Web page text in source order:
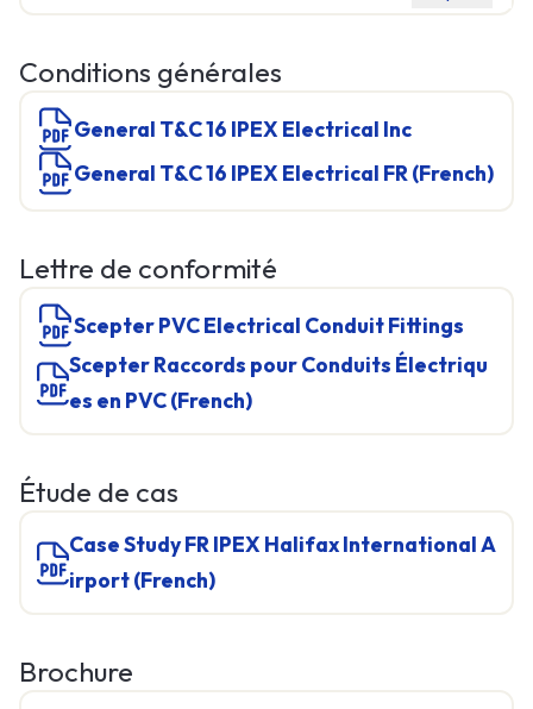
Conditions générales
General T&C 16 IPEX Electrical Inc
General T&C 16 IPEX Electrical FR (French)
Lettre de conformité
Scepter PVC Electrical Conduit Fittings
Scepter Raccords pour Conduits Électriqu
es en PVC (French)
Étude de cas
Case Study FR IPEX Halifax International A
irport (French)
Brochure